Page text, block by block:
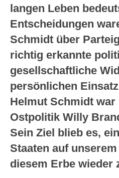
langen Leben
Entscheidungen
Schmidt über
richtig erkannte
gesellschaftliche
persönlichen
Helmut Schmidt
Ostpolitik Willy
Sein Ziel blieb es,
Staaten auf
diesem Erbe wieder